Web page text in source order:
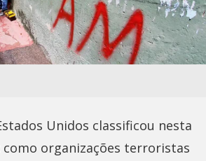
Unidos classificou nesta
organizações terroristas